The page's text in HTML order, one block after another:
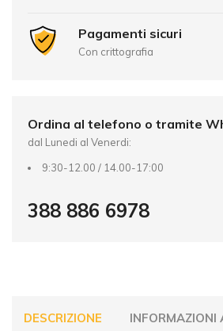
Pagamenti sicuri
Con crittografia
Ordina al telefono o tramite
dal Lunedi al Venerdi:
9:30-12.00 / 14.00-17:00
388 886 6978
DESCRIZIONE INFORMAZIONI